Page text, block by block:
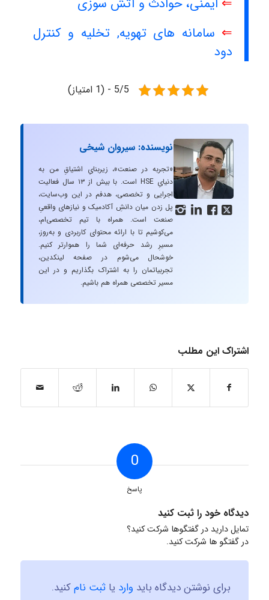
⇐ سامانه های تهویه, تخلیه و کنترل
دود
5/5 - (1 امتیاز)
   
نویسنده: سیروان شیخی
«تجربه در صنعت»، زیربنایِ اشتیاقِ من به
دنیایِ HSE است. با بیش از ۱۳ سال فعالیت
اجرایی و تخصصی، هدفم در این وب‌سایت،
پل زدن میان دانشِ آکادمیک و نیازهای واقعیِ
صنعت است. همراه با تیم تخصصی‌ام،
می‌کوشیم تا با ارائه محتوای کاربردی و به‌روز،
مسیرِ رشد حرفه‌ای شما را هموارتر کنیم.
خوشحال می‌شوم در صفحه لینکدین،
تجربیاتمان را به اشتراک بگذاریم و در این
مسیر تخصصی همراه هم باشیم.
اشتراک این مطلب
0
پاسخ
دیدگاه خود را ثبت کنید
تمایل دارید در گفتگوها شرکت کنید؟
در گفتگو ها شرکت کنید.
برای نوشتن دیدگاه باید وارد یا ثبت نامکنید.